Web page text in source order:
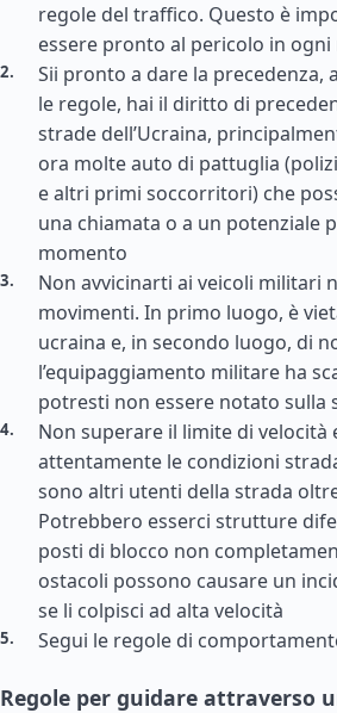
regole del traffico. Questo è
essere pronto al pericolo in
Sii pronto a dare la precedenza,
le regole, hai il diritto di
strade dell’Ucraina,
ora molte auto di pattuglia
e altri primi soccorritori) che
una chiamata o a un potenziale
momento
Non avvicinarti ai veicoli militari
movimenti. In primo luogo, è
ucraina e, in secondo luogo, di
l’equipaggiamento militare ha
potresti non essere notato sulla
Non superare il limite di velocità
attentamente le condizioni
sono altri utenti della strada
Potrebbero esserci strutture
posti di blocco non
ostacoli possono causare un
se li colpisci ad alta velocità
Segui le regole di
Regole per guidare attraverso